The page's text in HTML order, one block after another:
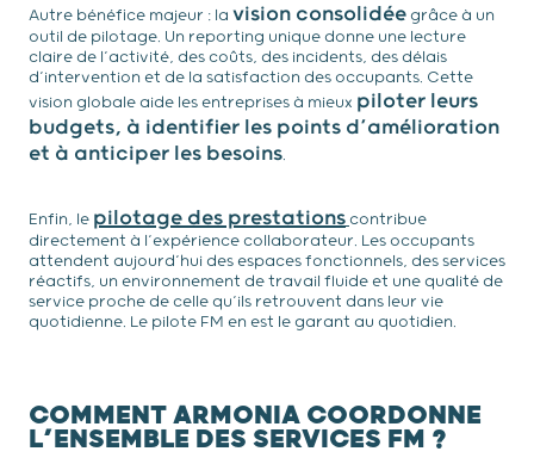
Autre bénéfice majeur : la vision consolidée grâce à un
outil de pilotage. Un reporting unique donne une lecture
claire de l’activité, des coûts, des incidents, des délais
d’intervention et de la satisfaction des occupants. Cette
vision globale aide les entreprises à mieux piloter leurs
budgets, à identifier les points d’amélioration
et à anticiper les besoins.
Enfin, le pilotage des prestations contribue
directement à l’expérience collaborateur. Les occupants
attendent aujourd’hui des espaces fonctionnels, des services
réactifs, un environnement de travail fluide et une qualité de
service proche de celle qu’ils retrouvent dans leur vie
quotidienne. Le pilote FM en est le garant au quotidien.
COMMENT ARMONIA COORDONNE
L’ENSEMBLE DES SERVICES FM ?